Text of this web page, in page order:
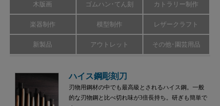
木版画 ゴムハン･てん刻 カトラリー制作
楽器制作 模型制作 レザークラフト
新製品 アウトレット その他･園芸用品
ハイス鋼彫刻刀
刃物用鋼材の中でも最高級とされるハイス鋼。一般
的な刃物鋼と比べ切れ味が3倍長持ち。研ぎも簡単で